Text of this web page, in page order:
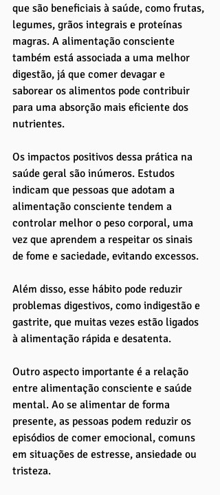
que são beneficiais à saúde, como frutas,
legumes, grãos integrais e proteínas
magras. A alimentação consciente
também está associada a uma melhor
digestão, já que comer devagar e
saborear os alimentos pode contribuir
para uma absorção mais eficiente dos
nutrientes.
Os impactos positivos dessa prática na
saúde geral são inúmeros. Estudos
indicam que pessoas que adotam a
alimentação consciente tendem a
controlar melhor o peso corporal, uma
vez que aprendem a respeitar os sinais
de fome e saciedade, evitando excessos.
Além disso, esse hábito pode reduzir
problemas digestivos, como indigestão e
gastrite, que muitas vezes estão ligados
à alimentação rápida e desatenta.
Outro aspecto importante é a relação
entre alimentação consciente e saúde
mental. Ao se alimentar de forma
presente, as pessoas podem reduzir os
episódios de comer emocional, comuns
em situações de estresse, ansiedade ou
tristeza.